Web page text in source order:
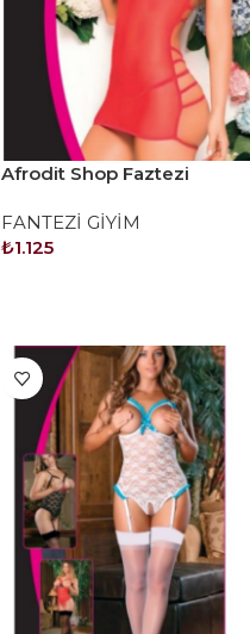
Afrodit Shop Faztezi
FANTEZİ GİYİM
₺1.125